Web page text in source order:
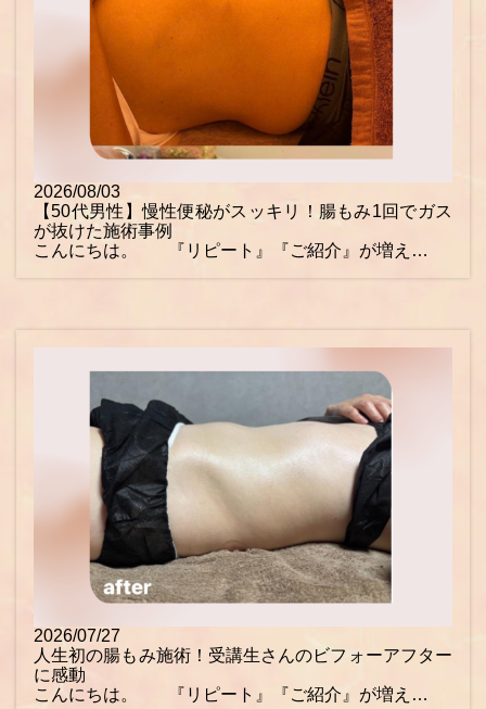
2026/08/03
【50代男性】慢性便秘がスッキリ！腸もみ1回でガス
が抜けた施術事例
こんにちは。 『リピート』『ご紹介』が増え…
2026/07/27
人生初の腸もみ施術！受講生さんのビフォーアフター
に感動
こんにちは。 『リピート』『ご紹介』が増え…